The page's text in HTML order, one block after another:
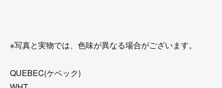
※写真と実物では、色味が異なる場合がございます。
QUEBEC(ケベック)